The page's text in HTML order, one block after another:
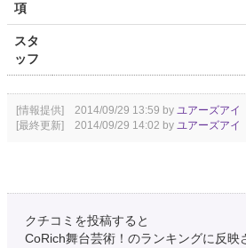
項
スタ
ッフ
[情報提供] 2014/09/29 13:59 by ユアーズアイ
[最終更新] 2014/09/29 14:02 by ユアーズアイ
クチコミを投稿すると
CoRich舞台芸術！のランキングに反映